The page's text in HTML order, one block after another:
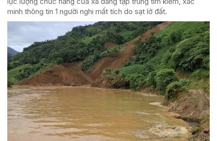
minh thông tin 1 người nghi mất tích do sạt lở đất.